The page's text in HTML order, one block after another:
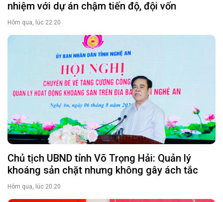
nhiệm với dự án chậm tiến độ, đội vốn
Hôm qua, lúc 22:20
Chủ tịch UBND tỉnh Võ Trọng Hải: Quản lý
khoáng sản chặt nhưng không gây ách tắc
Hôm qua, lúc 20:20